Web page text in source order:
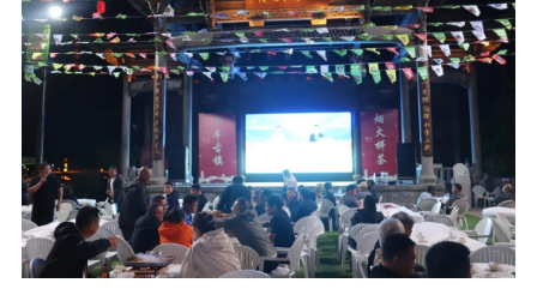
数据资源
公共服务
新时代公民素养
提升资源库
新闻出版
政务服务
作品著作权
登记服务
科研创新
服务管理平台
智库服务
管理平台
文艺创作
服务管理
文化产业
数字出版
新闻发布工作备